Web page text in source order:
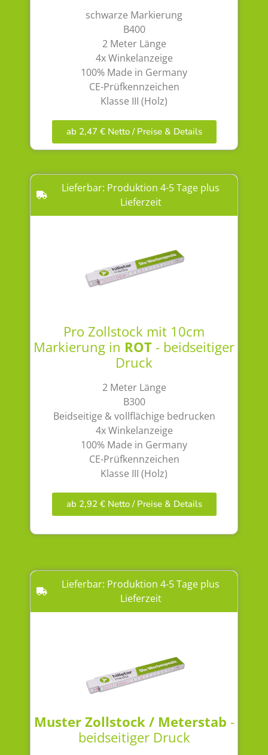
schwarze Markierung
B400
2 Meter Länge
4x Winkelanzeige
100% Made in Germany
CE-Prüfkennzeichen
Klasse III (Holz)
ab 2,47 € Netto / Preise & Details
Lieferbar: Produktion 4-5 Tage plus
Lieferzeit
Pro Zollstock mit 10cm
Markierung in ROT- beidseitiger
Druck
2 Meter Länge
B300
Beidseitige & vollflächige bedrucken
4x Winkelanzeige
100% Made in Germany
CE-Prüfkennzeichen
Klasse III (Holz)
ab 2,92 € Netto / Preise & Details
Lieferbar: Produktion 4-5 Tage plus
Lieferzeit
Muster Zollstock / Meterstab -
beidseitiger Druck